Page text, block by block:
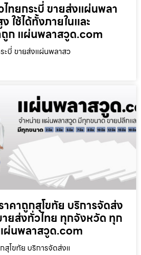
ทยกระบี่ ขายส่งแผ่นพลา
ช้ได้ทั้งภายในและ
ก แผ่นพลาสวูด.com
ะบี่ ขายส่งแผ่นพลาสว
คาถูกสุโขทัย บริการจัดส่ง
ยส่งทั่วไทย ทุกจังหวัด ทุก
ผ่นพลาสวูด.com
สุโขทัย บริการจัดส่งแ